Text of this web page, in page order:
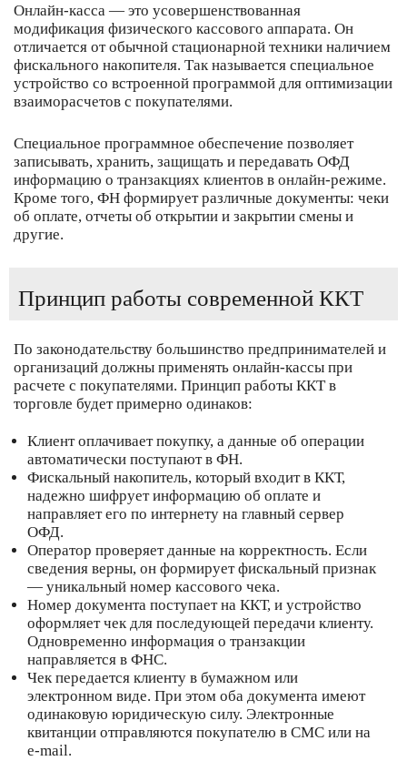
Онлайн-касса — это усовершенствованная
модификация физического кассового аппарата. Он
отличается от обычной стационарной техники наличием
фискального накопителя. Так называется специальное
устройство со встроенной программой для оптимизации
взаиморасчетов с покупателями.
Специальное программное обеспечение позволяет
записывать, хранить, защищать и передавать ОФД
информацию о транзакциях клиентов в онлайн-режиме.
Кроме того, ФН формирует различные документы: чеки
об оплате, отчеты об открытии и закрытии смены и
другие.
Принцип работы современной ККТ
По законодательству большинство предпринимателей и
организаций должны применять онлайн-кассы при
расчете с покупателями. Принцип работы ККТ в
торговле будет примерно одинаков:
Клиент оплачивает покупку, а данные об операции
автоматически поступают в ФН.
Фискальный накопитель, который входит в ККТ,
надежно шифрует информацию об оплате и
направляет его по интернету на главный сервер
ОФД.
Оператор проверяет данные на корректность. Если
сведения верны, он формирует фискальный признак
— уникальный номер кассового чека.
Номер документа поступает на ККТ, и устройство
оформляет чек для последующей передачи клиенту.
Одновременно информация о транзакции
направляется в ФНС.
Чек передается клиенту в бумажном или
электронном виде. При этом оба документа имеют
одинаковую юридическую силу. Электронные
квитанции отправляются покупателю в СМС или на
e-mail.